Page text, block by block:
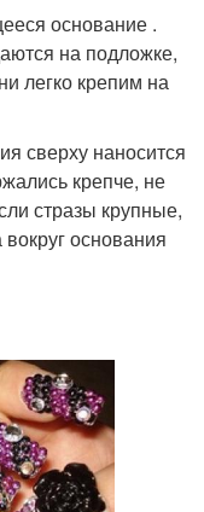
основание .
на подложке,
легко крепим на
сверху наносится
крепче, не
стразы крупные,
основания